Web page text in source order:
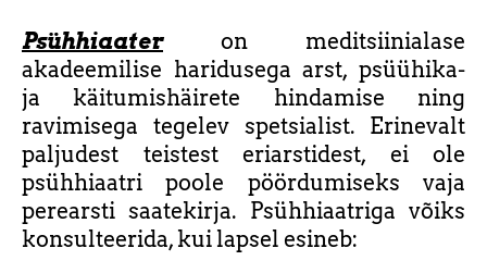
Psühhiaateron meditsiinialase
akadeemilise haridusega arst, psüühika-
ja käitumishäirete hindamise ning
ravimisega tegelev spetsialist. Erinevalt
paljudest teistest eriarstidest, ei ole
psühhiaatri poole pöördumiseks vaja
perearsti saatekirja. Psühhiaatriga võiks
konsulteerida, kui lapsel esineb: